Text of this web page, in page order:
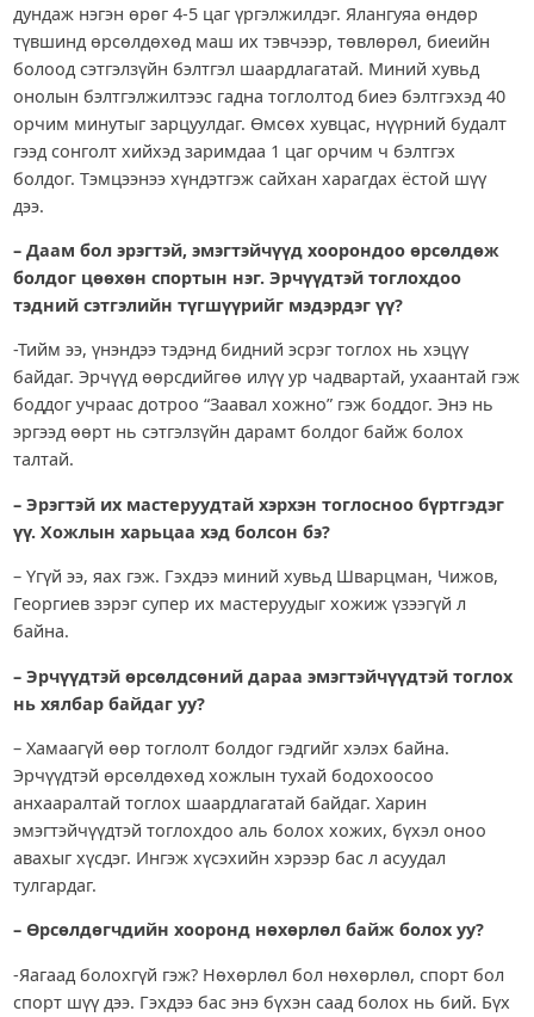
дундаж нэгэн өрөг 4-5 цаг үргэлжилдэг. Ялангуяа өндөр
түвшинд өрсөлдөхөд маш их тэвчээр, төвлөрөл, биеийн
болоод сэтгэлзүйн бэлтгэл шаардлагатай. Миний хувьд
онолын бэлтгэлжилтээс гадна тоглолтод биеэ бэлтгэхэд 40
орчим минутыг зарцуулдаг. Өмсөх хувцас, нүүрний будалт
гээд сонголт хийхэд заримдаа 1 цаг орчим ч бэлтгэх
болдог. Тэмцээнээ хүндэтгэж сайхан харагдах ёстой шүү
дээ.
– Даам бол эрэгтэй, эмэгтэйчүүд хоорондоо өрсөлдөж
болдог цөөхөн спортын нэг. Эрчүүдтэй тоглохдоо
тэдний сэтгэлийн түгшүүрийг мэдэрдэг үү?
-Тийм ээ, үнэндээ тэдэнд бидний эсрэг тоглох нь хэцүү
байдаг. Эрчүүд өөрсдийгөө илүү ур чадвартай, ухаантай гэж
боддог учраас дотроо “Заавал хожно” гэж боддог. Энэ нь
эргээд өөрт нь сэтгэлзүйн дарамт болдог байж болох
талтай.
– Эрэгтэй их мастеруудтай хэрхэн тоглосноо бүртгэдэг
үү. Хожлын харьцаа хэд болсон бэ?
– Үгүй ээ, яах гэж. Гэхдээ миний хувьд Шварцман, Чижов,
Георгиев зэрэг супер их мастеруудыг хожиж үзээгүй л
байна.
– Эрчүүдтэй өрсөлдсөний дараа эмэгтэйчүүдтэй тоглох
нь хялбар байдаг уу?
– Хамаагүй өөр тоглолт болдог гэдгийг хэлэх байна.
Эрчүүдтэй өрсөлдөхөд хожлын тухай бодохоосоо
анхааралтай тоглох шаардлагатай байдаг. Харин
эмэгтэйчүүдтэй тоглохдоо аль болох хожих, бүхэл оноо
авахыг хүсдэг. Ингэж хүсэхийн хэрээр бас л асуудал
тулгардаг.
– Өрсөлдөгчдийн хооронд нөхөрлөл байж болох уу?
-Яагаад болохгүй гэж? Нөхөрлөл бол нөхөрлөл, спорт бол
спорт шүү дээ. Гэхдээ бас энэ бүхэн саад болох нь бий. Бүх